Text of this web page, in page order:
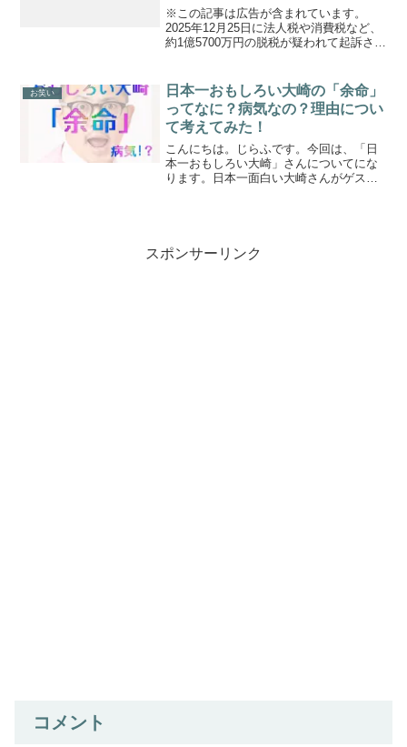
※この記事は広告が含まれています。
2025年12月25日に法人税や消費税など、
約1億5700万円の脱税が疑われて起訴され
んな方なの？っと思い調べてみると、事
業を経営してお...
お笑い
日本一おもしろい大崎の「余命」
ってなに？病気なの？理由につい
て考えてみた！
こんにちは。じらふです。今回は、「日
本一おもしろい大崎」さんについてにな
ります。日本一面白い大崎さんがゲスト
スポンサーリンク
コメント